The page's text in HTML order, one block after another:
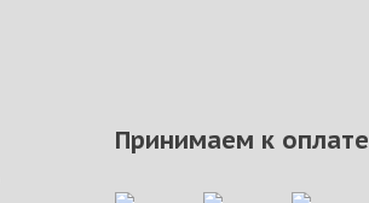
Принимаем к оплате